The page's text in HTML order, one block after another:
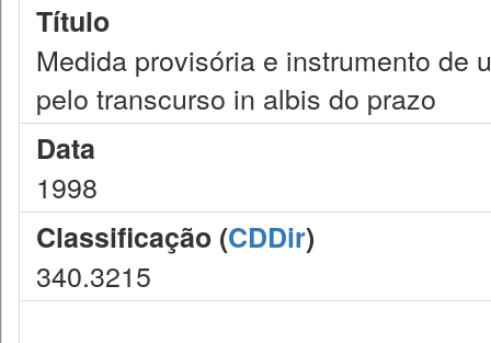
Título
Medida provisória e instrumento de
pelo transcurso in albis do prazo
Data
1998
Classificação (CDDir)
340.3215